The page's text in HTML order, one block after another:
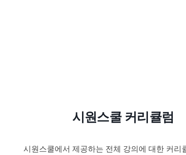
시원스쿨 커리큘럼
시원스쿨에서 제공하는 전체 강의에 대한 커리